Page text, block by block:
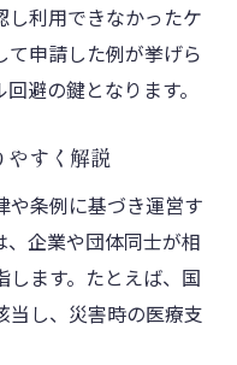
し利用できなかったケ
申請した例が挙げら
避の鍵となります。
やすく解説
や条例に基づき運営す
、企業や団体同士が相
ます。たとえば、国
当し、災害時の医療支